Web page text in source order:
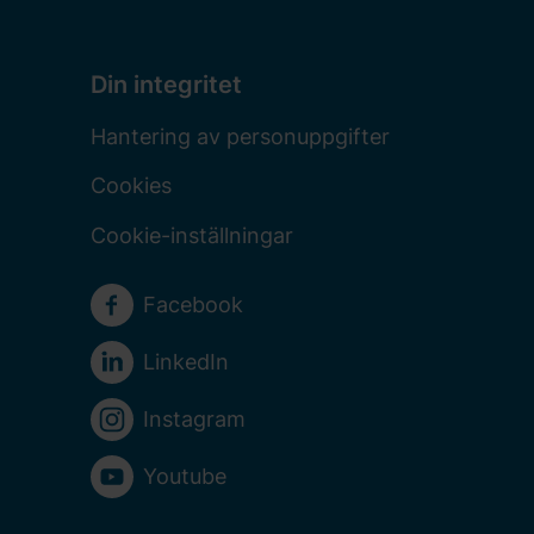
Din integritet
Hantering av personuppgifter
Cookies
Cookie-inställningar
Sociala medier
Facebook
LinkedIn
Instagram
Youtube